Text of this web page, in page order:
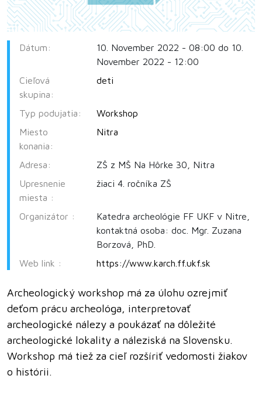
Dátum:
10. November 2022 - 08:00 do 10.
November 2022 - 12:00
Cieľová
skupina:
deti
Typ podujatia:
Workshop
Miesto
konania:
Nitra
Adresa:
ZŠ z MŠ Na Hôrke 30, Nitra
Upresnenie
miesta :
žiaci 4. ročníka ZŠ
Organizátor :
Katedra archeológie FF UKF v Nitre,
kontaktná osoba: doc. Mgr. Zuzana
Borzová, PhD.
Web link :
https://www.karch.ff.ukf.sk
Archeologický workshop má za úlohu ozrejmiť
deťom prácu archeológa, interpretovať
archeologické nálezy a poukázať na dôležité
archeologické lokality a náleziská na Slovensku.
Workshop má tiež za cieľ rozšíriť vedomosti žiakov
o histórii.